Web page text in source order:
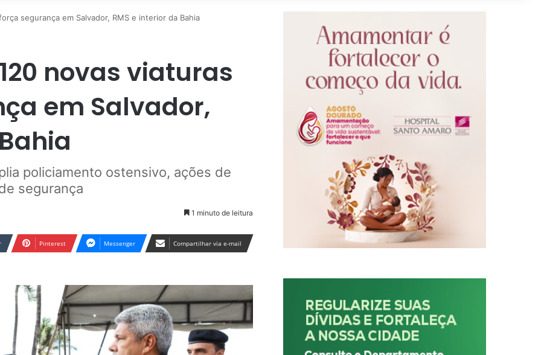
segurança em Salvador, RMS e interior da Bahia
novas viaturas
em Salvador,
policiamento ostensivo, ações de
segurança
1 minuto de leitura
Pinterest Messenger Compartilhar via e-mail